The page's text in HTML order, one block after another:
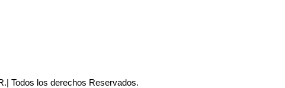
Todos los derechos Reservados.